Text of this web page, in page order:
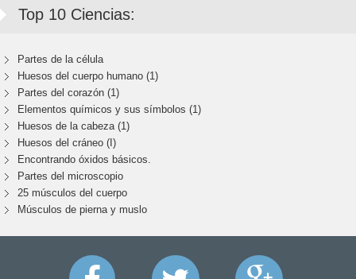
Top 10 Ciencias:
Partes de la célula
Huesos del cuerpo humano (1)
Partes del corazón (1)
Elementos químicos y sus símbolos (1)
Huesos de la cabeza (1)
Huesos del cráneo (I)
Encontrando óxidos básicos.
Partes del microscopio
25 músculos del cuerpo
Músculos de pierna y muslo